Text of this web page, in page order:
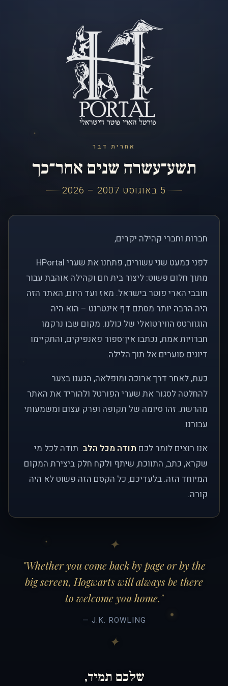
אחרית דבר
תשע־עשרה שנים אחר־כך
5 באוגוסט 2007 – 2026
חברות וחברי קהילה יקרים,
לפני כמעט שני עשורים, פתחנו את שערי HPortal
מתוך חלום פשוט: ליצור בית חם וקהילה אוהבת עבור
חובבי הארי פוטר בישראל. מאז ועד היום, האתר הזה
היה הרבה יותר מסתם דף אינטרנט – הוא היה
הוגוורטס הווירטואלי של כולנו. מקום שבו נרקמו
חברויות אמת, נכתבו אין־ספור פאנפיקים, והתקיימו
דיונים סוערים אל תוך הלילה.
כעת, לאחר דרך ארוכה ומופלאה, הגענו בצער
להחלטה לסגור את שערי הפורטל ולהוריד את האתר
מהרשת. זהו סיומה של תקופה ופרק עצום ומשמעותי
עבורנו.
אנו רוצים לומר לכם תודה מכל הלב. תודה לכל מי
שקרא, כתב, התווכח, שיתף ולקח חלק ביצירת המקום
המיוחד הזה. בלעדיכם, כל הקסם הזה פשוט לא היה
קורה.
"Whether you come back by page or by the
big screen, Hogwarts will always be there
to welcome you home."
— J.K. ROWLING
שלכם תמיד,